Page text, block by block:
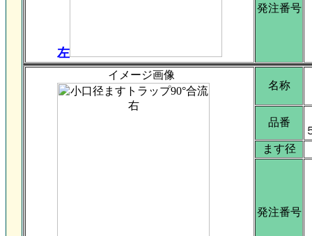
左
発注番号
イメージ画像
名称
品番
ます径
発注番号